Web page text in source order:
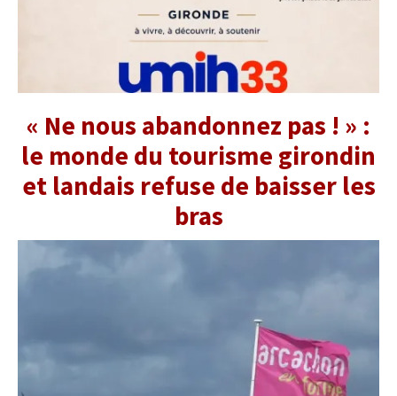
« Ne nous abandonnez pas ! » :
le monde du tourisme girondin
et landais refuse de baisser les
bras